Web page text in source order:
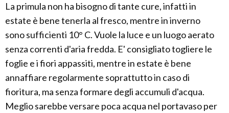
La primula non ha bisogno di tante cure, infatti in
estate è bene tenerla al fresco, mentre in inverno
sono sufficienti 10° C. Vuole la luce e un luogo aerato
senza correnti d'aria fredda. E' consigliato togliere le
foglie e i fiori appassiti, mentre in estate è bene
annaffiare regolarmente soprattutto in caso di
fioritura, ma senza formare degli accumuli d'acqua.
Meglio sarebbe versare poca acqua nel portavaso per